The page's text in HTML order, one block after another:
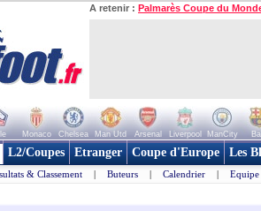
A retenir : Palmarès Coupe du
Monaco Chelsea Man Utd Arsenal Liverpool ManCity
L2/Coupes Etranger Coupe d'Europe Les
& Classement | Buteurs | Calendrier | Equipe